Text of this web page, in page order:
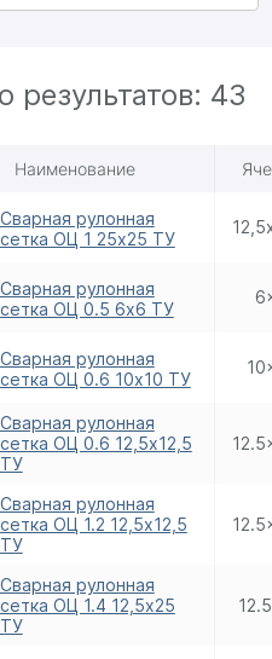
результатов: 43
Наименование
Сварная рулонная
сетка ОЦ 1 25х25 ТУ
Сварная рулонная
сетка ОЦ 0.5 6х6 ТУ
Сварная рулонная
сетка ОЦ 0.6 10х10 ТУ
Сварная рулонная
сетка ОЦ 0.6 12,5х12,5
ТУ
Сварная рулонная
сетка ОЦ 1.2 12,5х12,5
ТУ
Сварная рулонная
сетка ОЦ 1.4 12,5х25
ТУ